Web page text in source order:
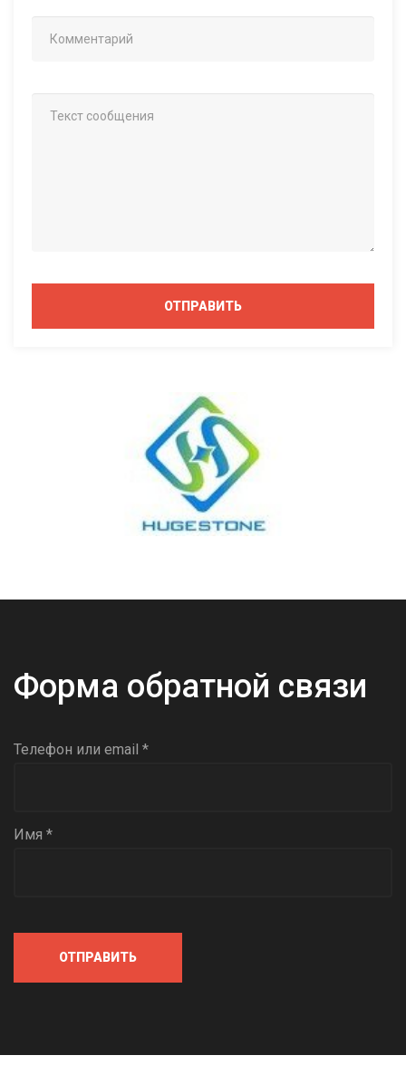
ОТПРАВИТЬ
Форма обратной связи
Телефон или email *
Имя *
ОТПРАВИТЬ